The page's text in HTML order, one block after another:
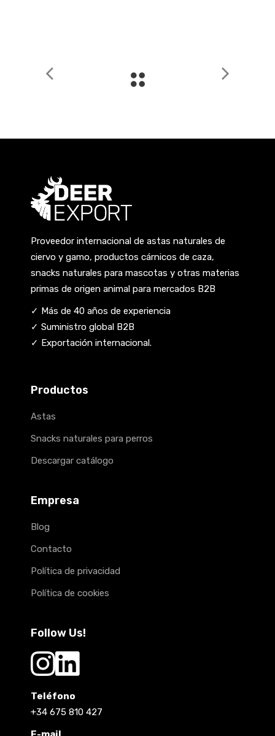
Proveedor internacional de astas naturales de
ciervo y gamo, productos cárnicos de caza,
snacks naturales para mascotas y otras materias
primas de origen animal para mercados B2B
✓ Más de 40 años de experiencia
✓ Suministro global B2B
✓ Exportación internacional.
Productos
Astas
Snacks naturales para perros
Descargar catálogo
Empresa
Blog
Contacto
Política de privacidad
Política de cookies
Follow Us!
Teléfono
+34 675 810 427